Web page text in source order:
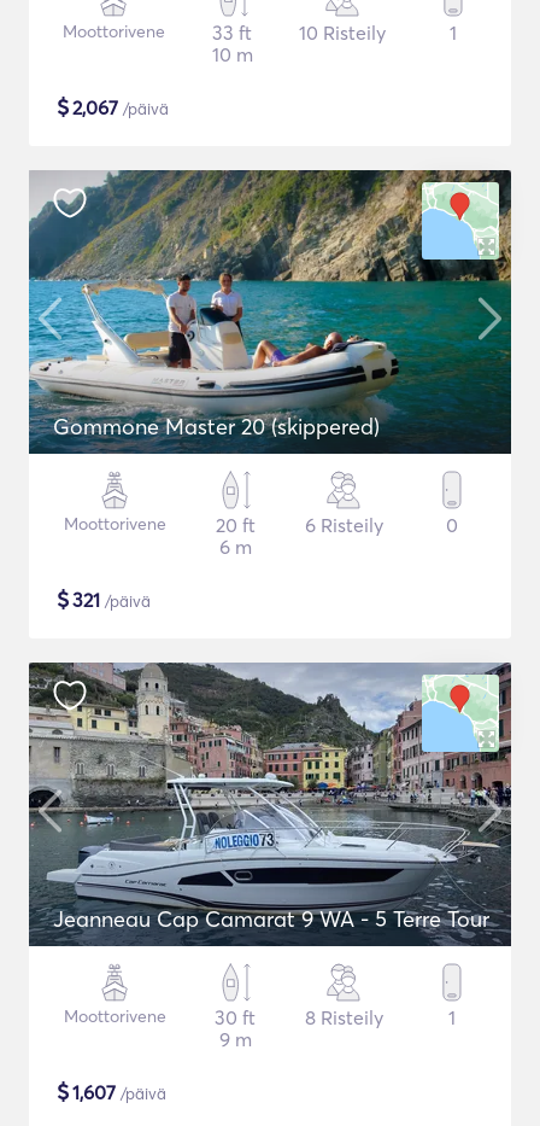
Moottorivene
33 ft
10 m
10 Risteily 1
$2,067 /päivä
Gommone Master 20 (skippered)
Moottorivene
20 ft
6 m
6 Risteily 0
$321 /päivä
Jeanneau Cap Camarat 9 WA - 5 Terre Tour
Moottorivene
30 ft
9 m
8 Risteily 1
$1,607 /päivä